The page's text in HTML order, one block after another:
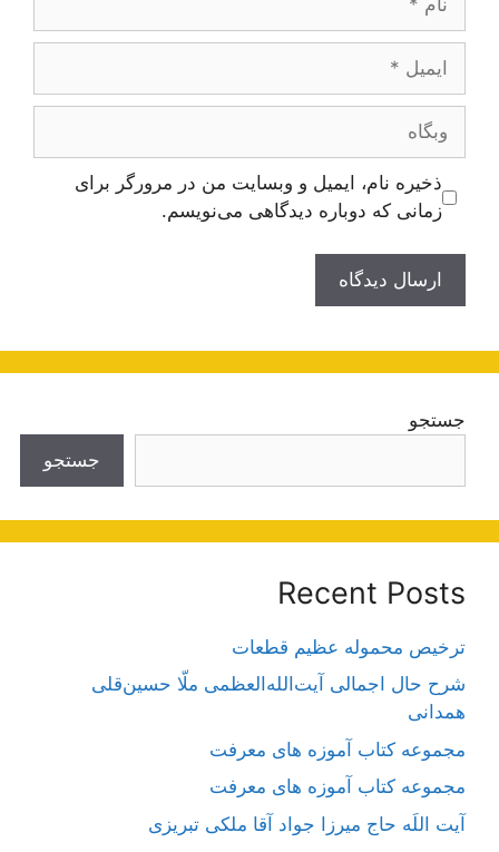
ایمیل
وبگاه
ذخیره نام، ایمیل و وبسایت من در مرورگر برای
زمانی که دوباره دیدگاهی می‌نویسم.
جستجو
جستجو
Recent Posts
ترخیص محموله عظیم قطعات
شرح حال اجمالی آیت‌الله‌العظمی ملّا حسین‌قلی
همدانی
مجموعه کتاب آموزه های معرفت
مجموعه کتاب آموزه های معرفت
آیت اللَه حاج میرزا جواد آقا ملکی تبریزی